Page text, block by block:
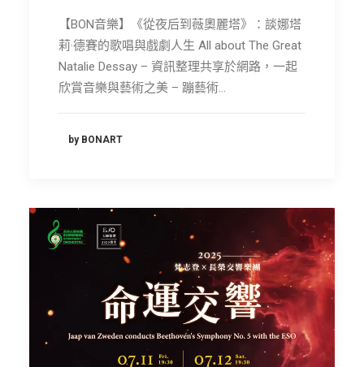
【BON音樂】《從夜后到薇奧麗塔》：談娜塔
莉·德賽的歌唱與戲劇人生 All about The Great
Natalie Dessay – 資訊整理共享於網路，一起
欣賞音樂與藝術之美 – 蹦藝術…
by BONART